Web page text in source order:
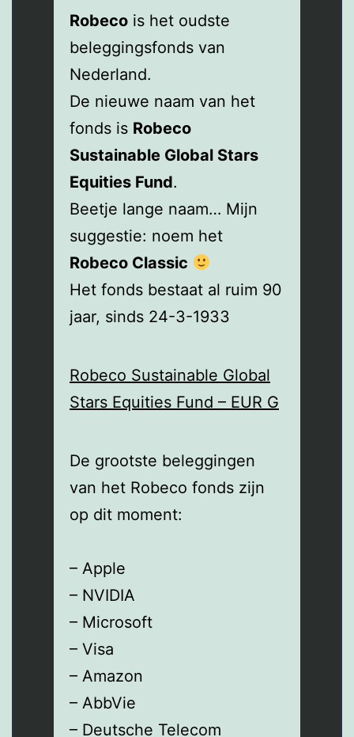
Robeco is het oudste
beleggingsfonds van
Nederland.
De nieuwe naam van het
fonds is Robeco
Sustainable Global Stars
Equities Fund.
Beetje lange naam… Mijn
suggestie: noem het
Robeco Classic
Het fonds bestaat al ruim 90
jaar, sinds 24-3-1933
Robeco Sustainable Global
Stars Equities Fund – EUR G
De grootste beleggingen
van het Robeco fonds zijn
op dit moment:
– Apple
– NVIDIA
– Microsoft
– Visa
– Amazon
– AbbVie
– Deutsche Telecom